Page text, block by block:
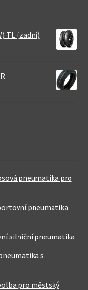
TL (zadní)
pneumatika pro
pneumatika
silniční pneumatika
s
pro městský